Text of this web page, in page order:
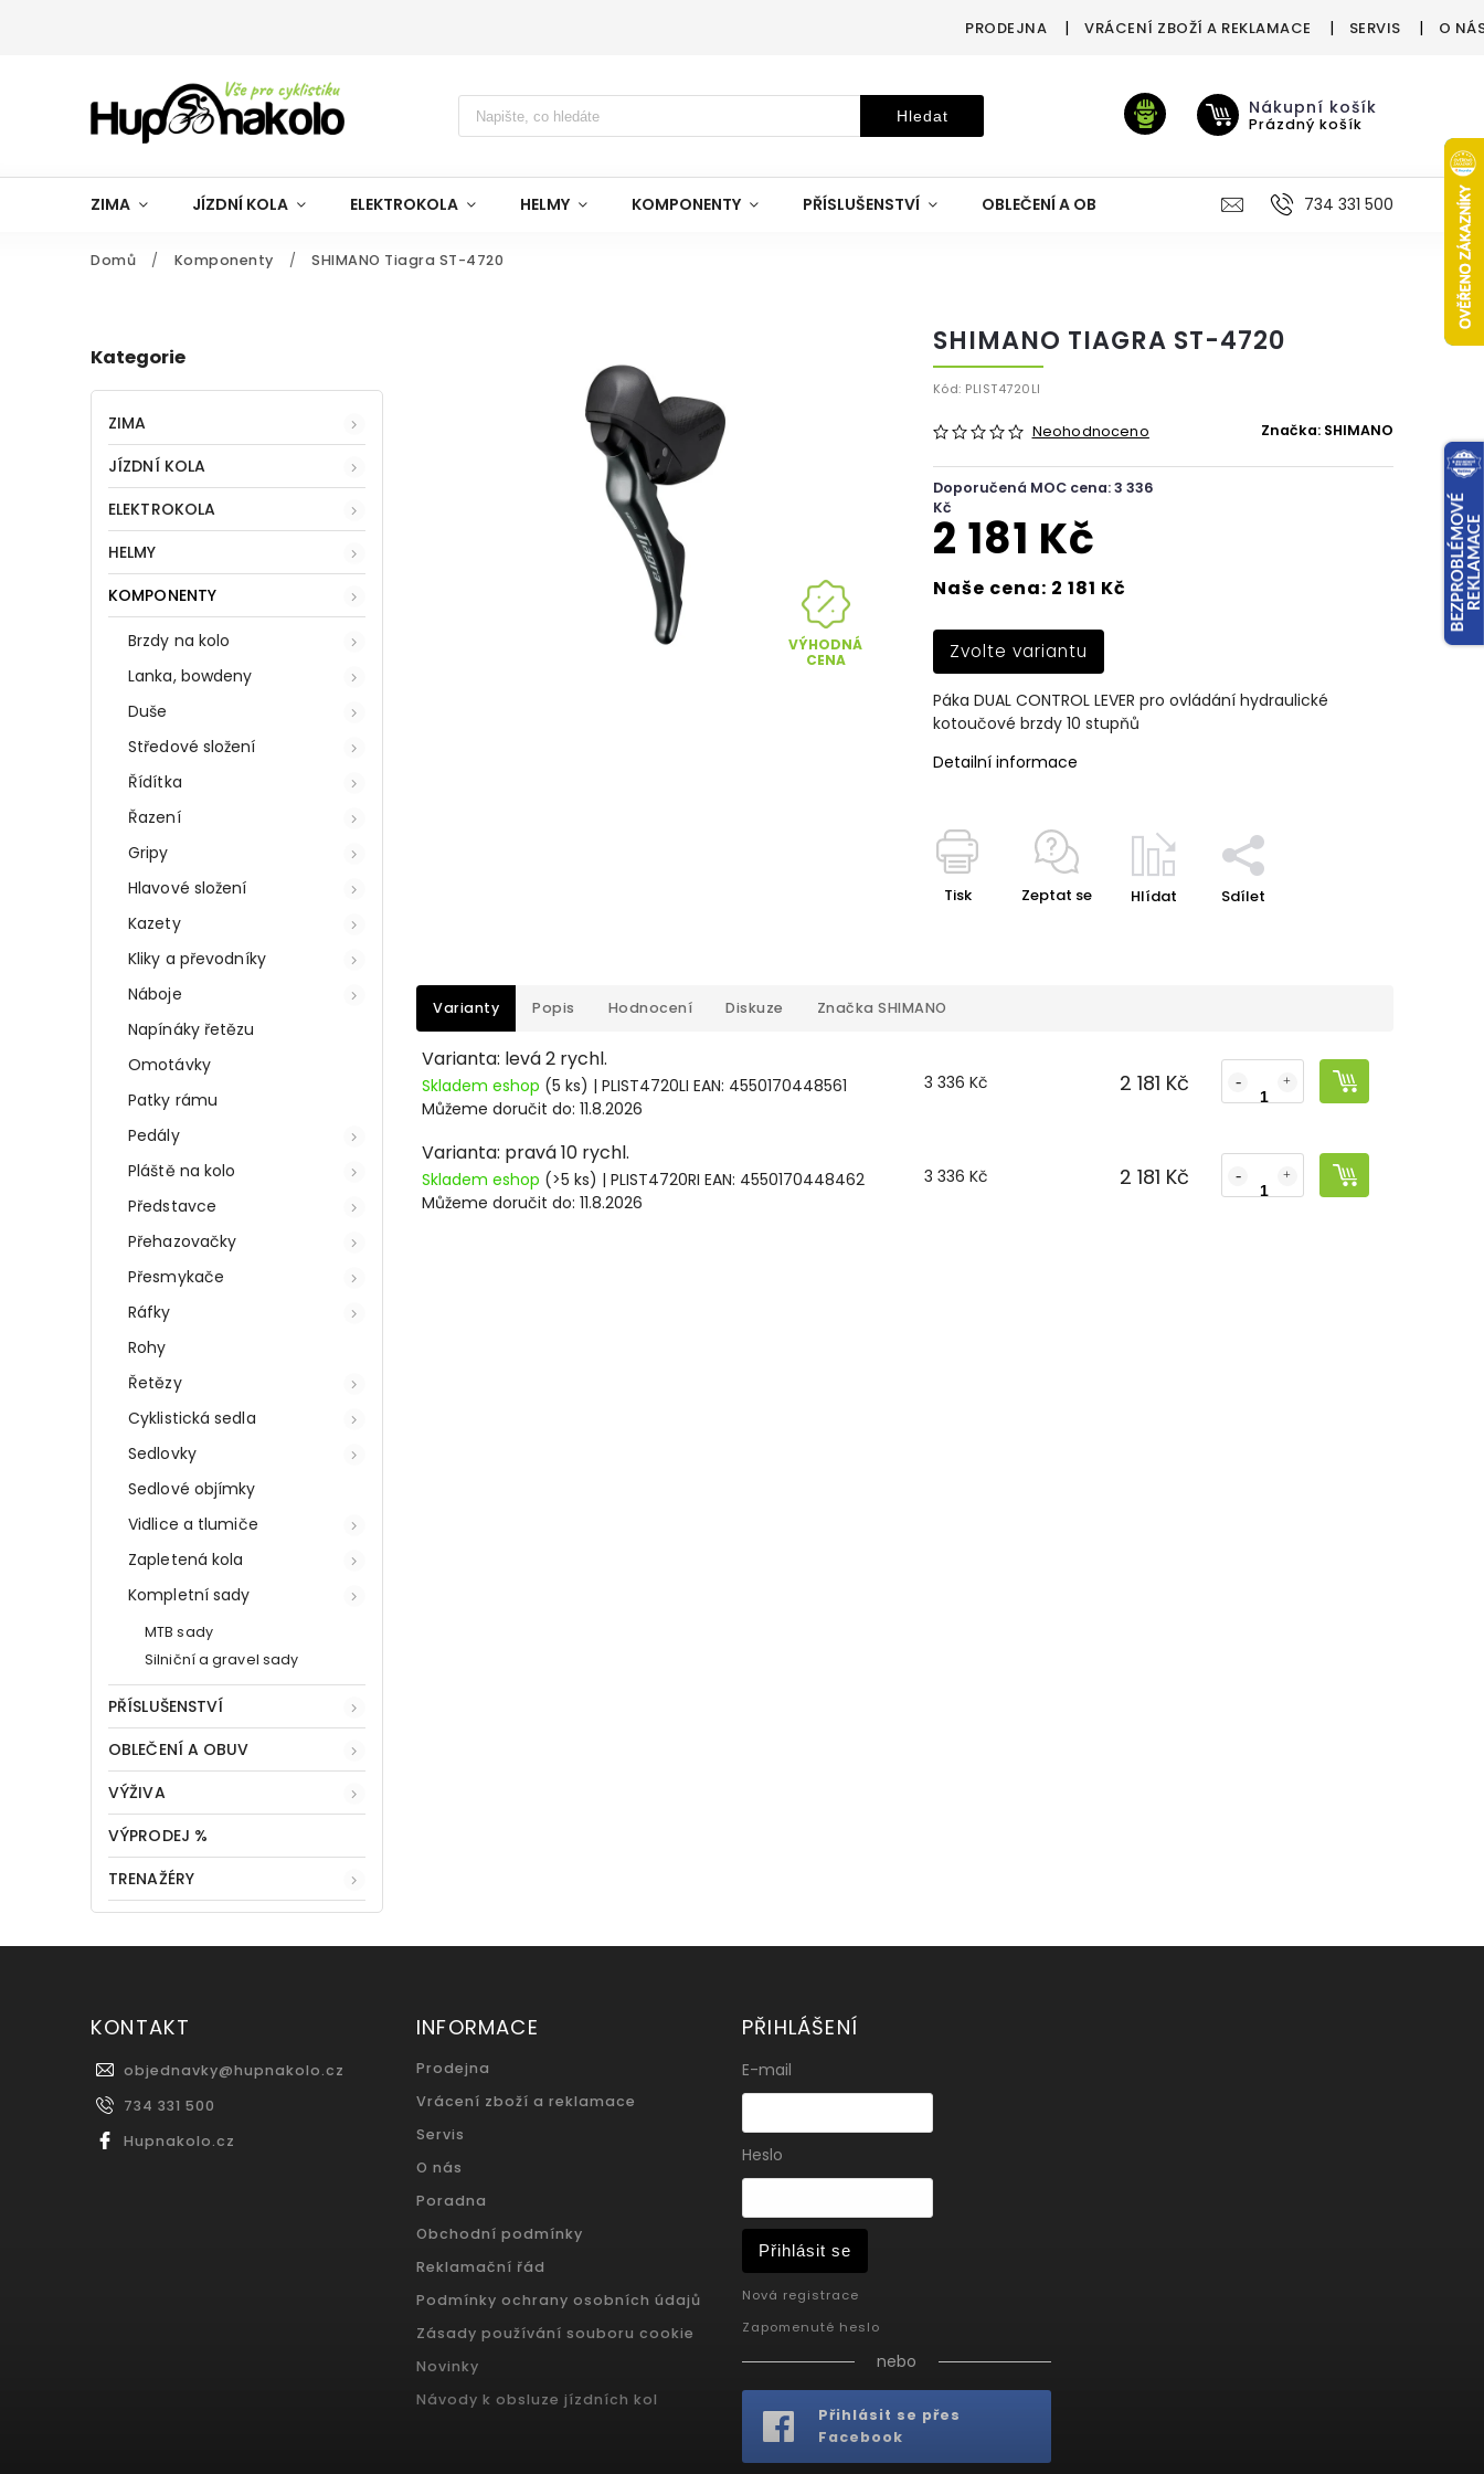
PRODEJNA VRÁCENÍ ZBOŽÍ A REKLAMACE SERVIS O
Hledat Nákupní košík
Prázdný košík
ZIMA JÍZDNÍ KOLA ELEKTROKOLA HELMY KOMPONENTY PŘÍSLUŠENSTVÍ OBLEČENÍ A OBUV VÝŽIVA VÝPRODEJ %
734 331 500
Domů / Komponenty / SHIMANO Tiagra ST-4720
Kategorie
ZIMA
JÍZDNÍ KOLA
ELEKTROKOLA
HELMY
KOMPONENTY
Brzdy na kolo
Lanka, bowdeny
Duše
Středové složení
Řídítka
Řazení
Gripy
Hlavové složení
Kazety
Kliky a převodníky
Náboje
Napínáky řetězu
Omotávky
Patky rámu
Pedály
Pláště na kolo
Představce
Přehazovačky
Přesmykače
Ráfky
Rohy
Řetězy
Cyklistická sedla
Sedlovky
Sedlové objímky
Vidlice a tlumiče
Zapletená kola
Kompletní sady
MTB sady
Silniční a gravel sady
PŘÍSLUŠENSTVÍ
OBLEČENÍ A OBUV
VÝŽIVA
VÝPRODEJ %
TRENAŽÉRY
VÝHODNÁ
CENA
SHIMANO TIAGRA ST-4720
Kód: PLIST4720LI
Neohodnoceno Značka: SHIMANO
Doporučená MOC cena: 3 336
Kč
2 181 Kč
Naše cena: 2 181 Kč
Zvolte variantu
Páka DUAL CONTROL LEVER pro ovládání hydraulické
kotoučové brzdy 10 stupňů
Detailní informace
Tisk Zeptat se Hlídat Sdílet
Varianty Popis Hodnocení Diskuze Značka SHIMANO
Varianta: levá 2 rychl.
Skladem eshop (5 ks) | PLIST4720LI EAN: 4550170448561
Můžeme doručit do: 11.8.2026
3 336 Kč 2 181 Kč
Varianta: pravá 10 rychl.
Skladem eshop (>5 ks) | PLIST4720RI EAN: 4550170448462
Můžeme doručit do: 11.8.2026
3 336 Kč 2 181 Kč
KONTAKT
objednavky@hupnakolo.cz
734 331 500
Hupnakolo.cz
INFORMACE
Prodejna
Vrácení zboží a reklamace
Servis
O nás
Poradna
Obchodní podmínky
Reklamační řád
Podmínky ochrany osobních údajů
Zásady používání souboru cookie
Novinky
Návody k obsluze jízdních kol
PŘIHLÁŠENÍ
E-mail
Heslo
Přihlásit se
Nová registrace
Zapomenuté heslo
nebo
Přihlásit se přes
Facebook